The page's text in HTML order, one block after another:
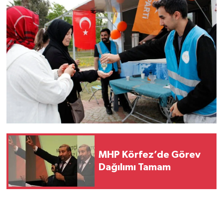
MHP Körfez’de Görev
Dağılımı Tamam